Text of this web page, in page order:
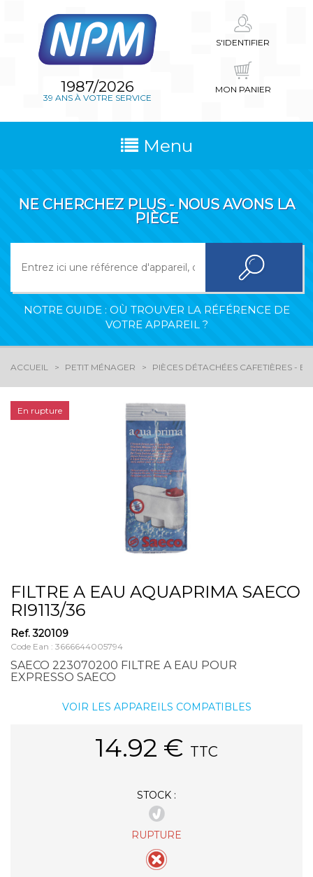
1987/2026
39 ANS À VOTRE SERVICE
S'IDENTIFIER
MON PANIER
Menu
NE CHERCHEZ PLUS - NOUS AVONS LA
PIÈCE
NOTRE GUIDE : OÙ TROUVER LA RÉFÉRENCE DE
VOTRE APPAREIL ?
ACCUEIL PETIT MÉNAGER PIÈCES DÉTACHÉES CAFETIÈRES -
En rupture
FILTRE A EAU AQUAPRIMA SAECO
RI9113/36
Ref.320109
Code Ean : 3666644005794
SAECO 223070200 FILTRE A EAU POUR
EXPRESSO SAECO
VOIR LES APPAREILS COMPATIBLES
14.92 € TTC
STOCK :
RUPTURE